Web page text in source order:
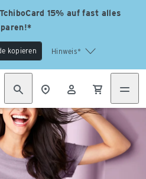
15% auf fast alles
kopieren Hinweis*